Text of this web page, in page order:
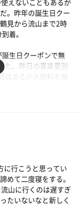
直っていた。
、たかの湯を選んで
で時間を潰してから
わせて8分前にサ室
叫マシンに乗る前の
バいんじゃないか？
ージックロウリュが
っていた。そりゃそ
久しぶりなので下段
ツァおおたかよりは
。水風呂は相変わら
度はわからないが手
おたかの15℃よりは
えないこともあるが
。昨年の誕生日クー
見から流山まで2時
着。
生日クーポンで無
た。昨日の喜楽里別
はあるが入館料を無
入浴も1580円になる
泉。露天にはセルフ
る。おっ、深くて潜
酸泉に入ってみる。
しかいない。16時
なので空いている。
に行こうと思ってい
めて二度寝をする。
山に行くのは遅すぎ
たいないなと新しく